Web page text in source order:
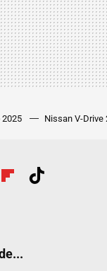
2025 Nissan V-Drive